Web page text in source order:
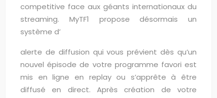
competitive face aux géants internationaux du
streaming. MyTF1 propose désormais un
système d’
alerte de diffusion qui vous prévient dès qu’un
nouvel épisode de votre programme favori est
mis en ligne en replay ou s’apprête à être
diffusé en direct. Après création de votre